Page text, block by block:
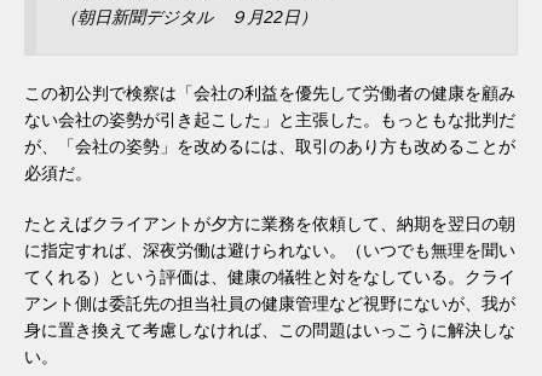
（朝日新聞デジタル ９月22日）
この初公判で検察は「会社の利益を優先して労働者の健康を顧み
ない会社の姿勢が引き起こした」と主張した。もっともな批判だ
が、「会社の姿勢」を改めるには、取引のあり方も改めることが
必須だ。
たとえばクライアントが夕方に業務を依頼して、納期を翌日の朝
に指定すれば、深夜労働は避けられない。（いつでも無理を聞い
てくれる）という評価は、健康の犠牲と対をなしている。クライ
アント側は委託先の担当社員の健康管理など視野にないが、我が
身に置き換えて考慮しなければ、この問題はいっこうに解決しな
い。